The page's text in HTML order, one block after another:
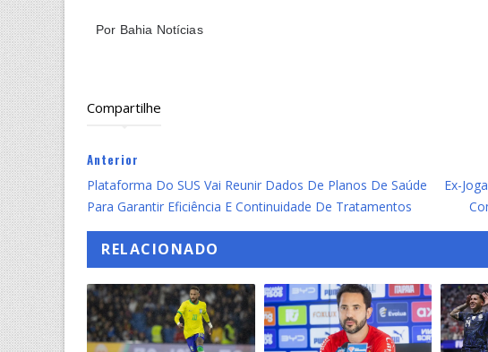
Por Bahia Notícias
Compartilhe
Anterior
Plataforma Do SUS Vai Reunir Dados De Planos De Saúde
Para Garantir Eficiência E Continuidade De Tratamentos
Ex-
RELACIONADO